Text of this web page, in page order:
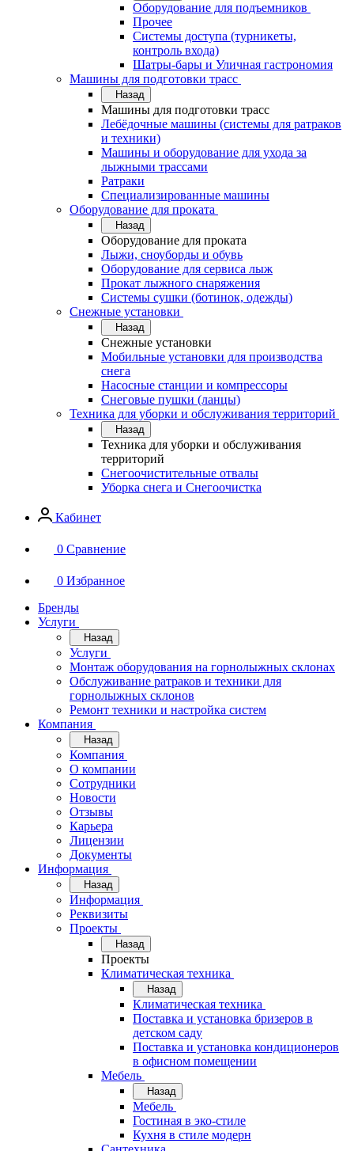
Оборудование для подъемников
Прочее
Системы доступа (турникеты,
контроль входа)
Шатры-бары и Уличная гастрономия
Машины для подготовки трасс
Назад
Машины для подготовки трасс
Лебёдочные машины (системы для ратраков
и техники)
Машины и оборудование для ухода за
лыжными трассами
Ратраки
Специализированные машины
Оборудование для проката
Назад
Оборудование для проката
Лыжи, сноуборды и обувь
Оборудование для сервисa лыж
Прокат лыжного снаряжения
Системы сушки (ботинок, одежды)
Снежные установки
Назад
Снежные установки
Мобильные установки для производства
снега
Насосные станции и компрессоры
Снеговые пушки (ланцы)
Техника для уборки и обслуживания территорий
Назад
Техника для уборки и обслуживания
территорий
Снегоочистительные отвалы
Уборка снега и Снегоочистка
Кабинет
0 Сравнение
0 Избранное
Бренды
Услуги
Назад
Услуги
Монтаж оборудования на горнолыжных склонах
Обслуживание ратраков и техники для
горнолыжных склонов
Ремонт техники и настройка систем
Компания
Назад
Компания
О компании
Сотрудники
Новости
Отзывы
Карьера
Лицензии
Документы
Информация
Назад
Информация
Реквизиты
Проекты
Назад
Проекты
Климатическая техника
Назад
Климатическая техника
Поставка и установка бризеров в
детском саду
Поставка и установка кондиционеров
в офисном помещении
Мебель
Назад
Мебель
Гостиная в эко-стиле
Кухня в стиле модерн